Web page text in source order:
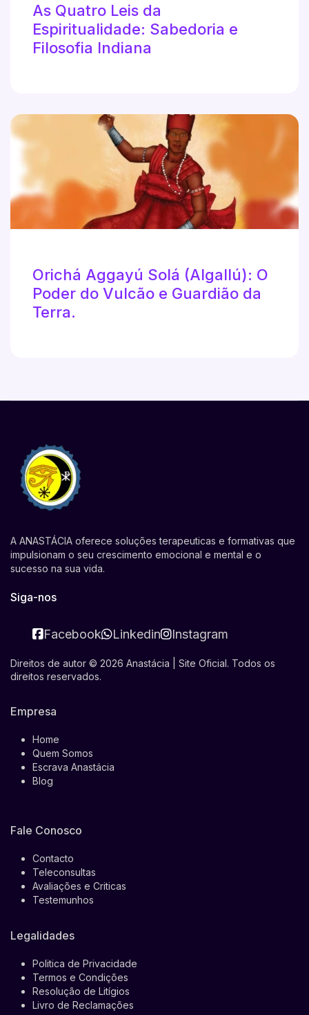
As Quatro Leis da
Espiritualidade: Sabedoria e
Filosofia Indiana
Orichá Aggayú Solá (Algallú): O
Poder do Vulcão e Guardião da
Terra.
A ANASTÁCIA oferece soluções terapeuticas e formativas que
impulsionam o seu crescimento emocional e mental e o
sucesso na sua vida.
Siga-nos
Facebook Linkedin Instagram
Direitos de autor © 2026 Anastácia | Site Oficial. Todos os
direitos reservados.
Empresa
Home
Quem Somos
Escrava Anastácia
Blog
Fale Conosco
Contacto
Teleconsultas
Avaliações e Criticas
Testemunhos
Legalidades
Politica de Privacidade
Termos e Condições
Resolução de Litígios
Livro de Reclamações